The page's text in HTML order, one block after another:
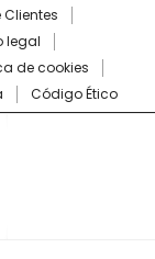
legal
de cookies
Código Ético